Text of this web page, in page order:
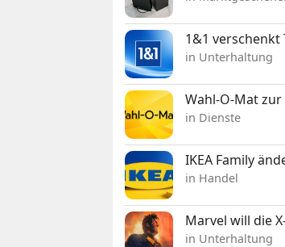
1&1 verschenkt
in Unterhaltung
Wahl-O-Mat
in Dienste
IKEA Family
in Handel
Marvel will die
in Unterhaltung